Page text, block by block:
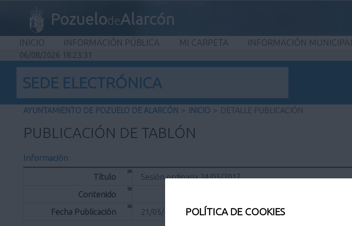
POLÍTICA DE COOKIES
PozuelodeAlarcón
INICIO INFORMACIÓN PÚBLICA MI CARPETA INFORMACIÓN MUNICIPAL
06/08/2026 18:23:31
SEDE ELECTRÓNICA
AYUNTAMIENTO DE POZUELO DE ALARCÓN > INICIO > DETALLE PUBLICACIÓN
PUBLICACIÓN DE TABLÓN
Información
Título
Sesión ordinaria 24/05/2017
Contenido
Fecha Publicación
21/05/2018